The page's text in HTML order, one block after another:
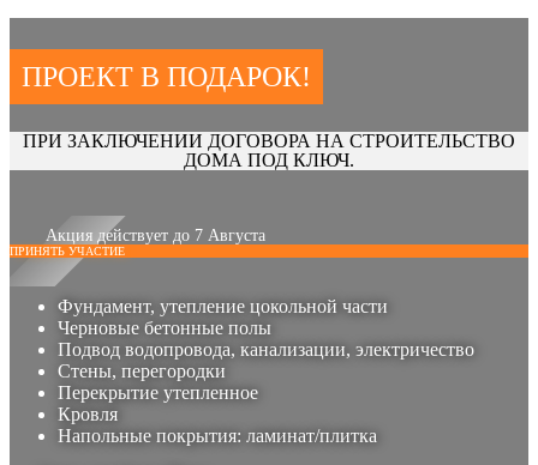
ПРОЕКТ В ПОДАРОК!
ПРИ ЗАКЛЮЧЕНИИ ДОГОВОРА НА СТРОИТЕЛЬСТВО
ДОМА ПОД КЛЮЧ.
Акция действует до 7 Августа
ПРИНЯТЬ УЧАСТИЕ
Фундамент, утепление цокольной части
Черновые бетонные полы
Подвод водопровода, канализации, электричество
Стены, перегородки
Перекрытие утепленное
Кровля
Напольные покрытия: ламинат/плитка